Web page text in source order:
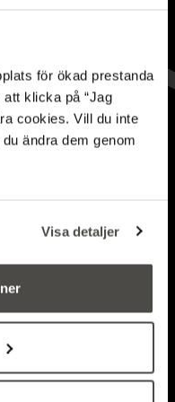
för ökad prestanda
klicka på “Jag
cookies. Vill du inte
ändra dem genom
Visa detaljer